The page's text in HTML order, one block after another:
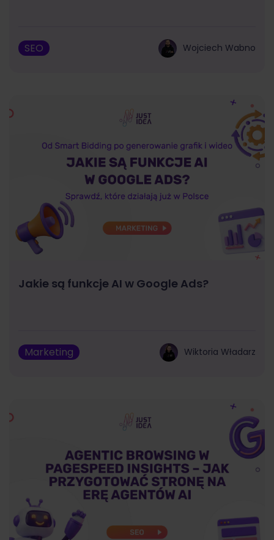
SEO Wojciech Wabno
Jakie są funkcje AI w Google Ads?
Marketing Wiktoria Władarz